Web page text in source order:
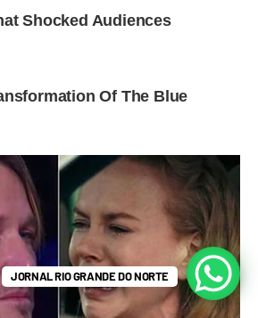
JORNAL RIO GRANDE DO NORTE